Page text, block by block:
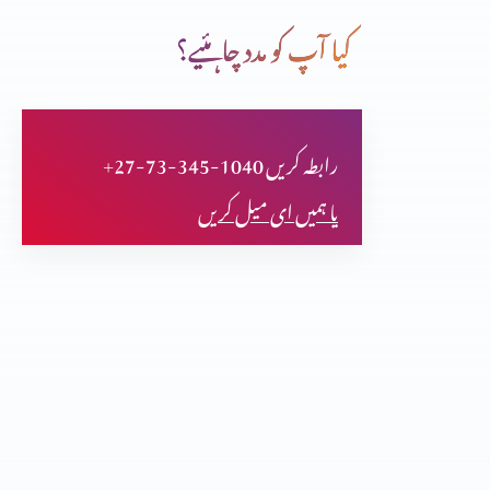
حضرت سموئیل خدا تعالٰی کا نزیر
حضرت بوعز داود کے پٹرداداکی حیاتِ طیبہ
کیا آپ کو مدد چاہئیے؟
+27-73-345-1040 رابطہ کریں
یا ہمیں ای میل کریں